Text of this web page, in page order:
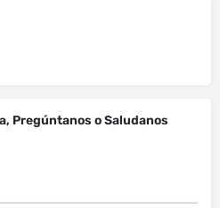
Pregúntanos o Saludanos